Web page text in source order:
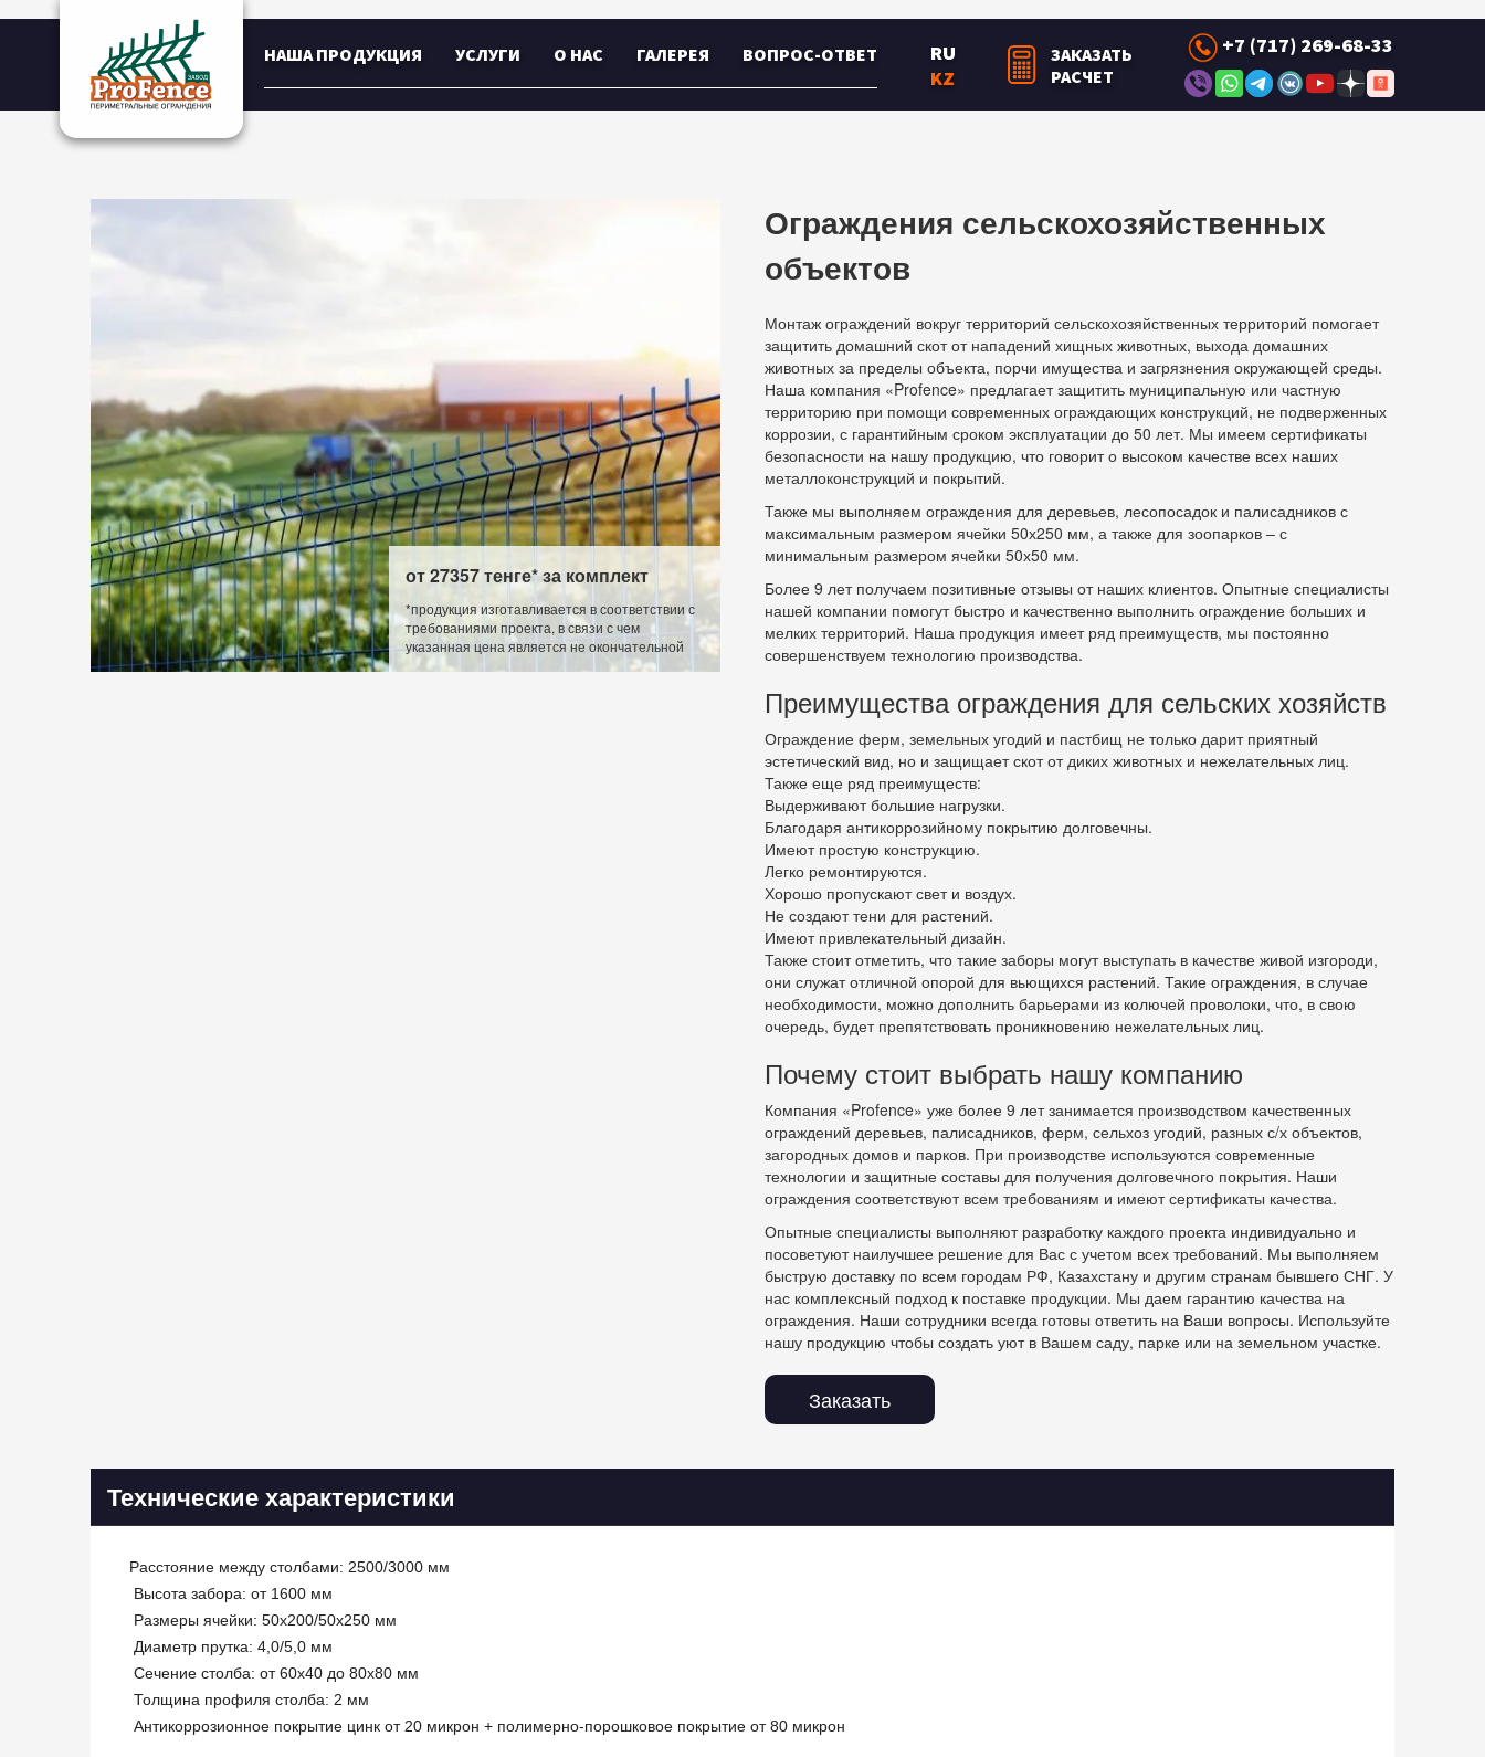
НАША ПРОДУКЦИЯ УСЛУГИ О НАС ГАЛЕРЕЯ ВОПРОС-ОТВЕТ
RU
KZ
ЗАКАЗАТЬ
РАСЧЕТ
+7 (717) 269-68-33
от 27357 тенге* за комплект
*продукция изготавливается в соответствии с
требованиями проекта, в связи с чем
указанная цена является не окончательной
Ограждения сельскохозяйственных
объектов
Монтаж ограждений вокруг территорий сельскохозяйственных территорий помогает
защитить домашний скот от нападений хищных животных, выхода домашних
животных за пределы объекта, порчи имущества и загрязнения окружающей среды.
Наша компания «Profence» предлагает защитить муниципальную или частную
территорию при помощи современных ограждающих конструкций, не подверженных
коррозии, с гарантийным сроком эксплуатации до 50 лет. Мы имеем сертификаты
безопасности на нашу продукцию, что говорит о высоком качестве всех наших
металлоконструкций и покрытий.
Также мы выполняем ограждения для деревьев, лесопосадок и палисадников с
максимальным размером ячейки 50х250 мм, а также для зоопарков – с
минимальным размером ячейки 50х50 мм.
Более 9 лет получаем позитивные отзывы от наших клиентов. Опытные специалисты
нашей компании помогут быстро и качественно выполнить ограждение больших и
мелких территорий. Наша продукция имеет ряд преимуществ, мы постоянно
совершенствуем технологию производства.
Преимущества ограждения для сельских хозяйств
Ограждение ферм, земельных угодий и пастбищ не только дарит приятный
эстетический вид, но и защищает скот от диких животных и нежелательных лиц.
Также еще ряд преимуществ:
Выдерживают большие нагрузки.
Благодаря антикоррозийному покрытию долговечны.
Имеют простую конструкцию.
Легко ремонтируются.
Хорошо пропускают свет и воздух.
Не создают тени для растений.
Имеют привлекательный дизайн.
Также стоит отметить, что такие заборы могут выступать в качестве живой изгороди,
они служат отличной опорой для вьющихся растений. Такие ограждения, в случае
необходимости, можно дополнить барьерами из колючей проволоки, что, в свою
очередь, будет препятствовать проникновению нежелательных лиц.
Почему стоит выбрать нашу компанию
Компания «Profence» уже более 9 лет занимается производством качественных
ограждений деревьев, палисадников, ферм, сельхоз угодий, разных с/х объектов,
загородных домов и парков. При производстве используются современные
технологии и защитные составы для получения долговечного покрытия. Наши
ограждения соответствуют всем требованиям и имеют сертификаты качества.
Опытные специалисты выполняют разработку каждого проекта индивидуально и
посоветуют наилучшее решение для Вас с учетом всех требований. Мы выполняем
быструю доставку по всем городам РФ, Казахстану и другим странам бывшего СНГ. У
нас комплексный подход к поставке продукции. Мы даем гарантию качества на
ограждения. Наши сотрудники всегда готовы ответить на Ваши вопросы. Используйте
нашу продукцию чтобы создать уют в Вашем саду, парке или на земельном участке.
Заказать
Технические характеристики
Расстояние между столбами: 2500/3000 мм
Высота забора: от 1600 мм
Размеры ячейки: 50х200/50х250 мм
Диаметр прутка: 4,0/5,0 мм
Сечение столба: от 60х40 до 80х80 мм
Толщина профиля столба: 2 мм
Антикоррозионное покрытие цинк от 20 микрон + полимерно-порошковое покрытие от 80 микрон